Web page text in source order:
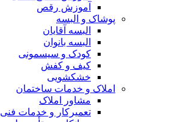
آموزش رقص
پوشاک و البسه
البسه آقایان
البسه بانوان
کودک و سیسمونی
کیف و کفش
خشکشویی
املاک و خدمات ساختمان
مشاور املاک
تعمیرکار و خدمات فنی